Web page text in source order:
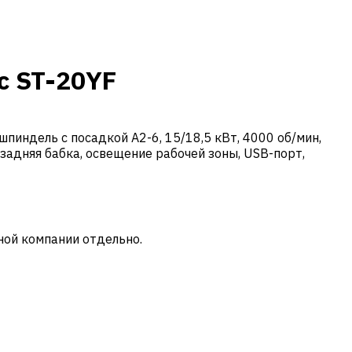
ST-20YF
с посадкой A2-6, 15/18,5 кВт, 4000 об/мин,
бабка, освещение рабочей зоны, USB-порт,
компании отдельно.